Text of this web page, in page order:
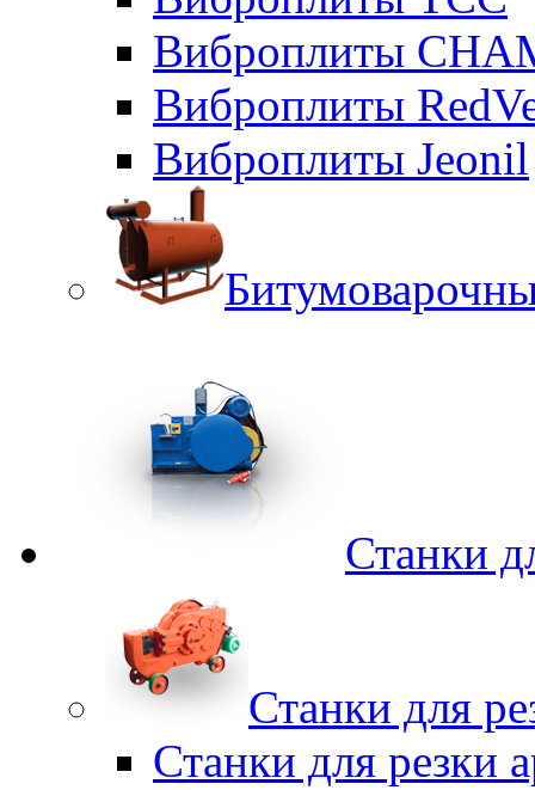
Виброплиты
Виброплиты
Виброплиты Jeonil
Станки
Станки для
Станки для резки